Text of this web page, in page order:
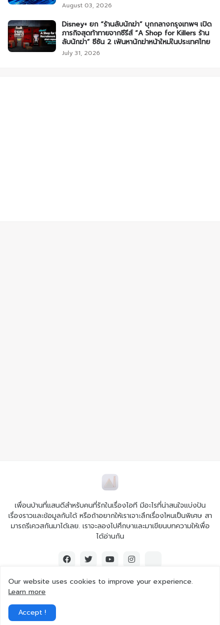
August 03, 2026
Disney+ ยก “ร้านลับนักฆ่า” บุกกลางกรุงเทพฯ เปิด
ภารกิจสุดท้าทายจากซีรีส์ “A Shop for Killers ร้าน
ลับนักฆ่า” ซีซัน 2 เฟ้นหานักฆ่าหน้าใหม่ในประเทศไทย
July 31, 2026
เพื่อนบ้านที่แสนดีสำหรับคนที่รักในเรื่องไอที มีอะไรที่น่าสนใจแบ่งปัน
เรื่องราวและข้อมูลกันได้ หรือถ้าอยากให้เราเจาะลึกเรื่องไหนเป็นพิเศษ สา
มารถรีเควสกันมาได้เลย. เราจะลองไปศึกษาและมาเขียนบทความให้เพื่อ
ได้อ่านกัน
Our website uses cookies to improve your experience.
Learn more
Accept !